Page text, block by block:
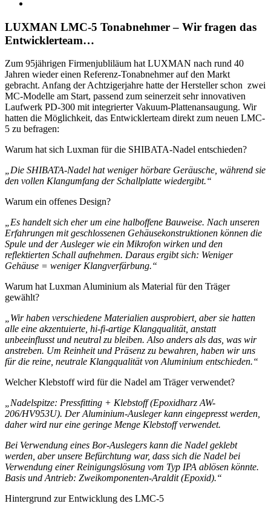
LUXMAN LMC-5 Tonabnehmer – Wir fragen das
Entwicklerteam…
Zum 95jährigen Firmenjubliläum hat LUXMAN nach rund 40
Jahren wieder einen Referenz-Tonabnehmer auf den Markt
gebracht. Anfang der Achtzigerjahre hatte der Hersteller schon zwei
MC-Modelle am Start, passend zum seinerzeit sehr innovativen
Laufwerk PD-300 mit integrierter Vakuum-Plattenansaugung. Wir
hatten die Möglichkeit, das Entwicklerteam direkt zum neuen LMC-
5 zu befragen:
Warum hat sich Luxman für die SHIBATA-Nadel entschieden?
„Die SHIBATA-Nadel hat weniger hörbare Geräusche, während sie
den vollen Klangumfang der Schallplatte wiedergibt.“
Warum ein offenes Design?
„Es handelt sich eher um eine halboffene Bauweise. Nach unseren
Erfahrungen mit geschlossenen Gehäusekonstruktionen können die
Spule und der Ausleger wie ein Mikrofon wirken und den
reflektierten Schall aufnehmen. Daraus ergibt sich: Weniger
Gehäuse = weniger Klangverfärbung.“
Warum hat Luxman Aluminium als Material für den Träger
gewählt?
„Wir haben verschiedene Materialien ausprobiert, aber sie hatten
alle eine akzentuierte, hi-fi-artige Klangqualität, anstatt
unbeeinflusst und neutral zu bleiben. Also anders als das, was wir
anstreben. Um Reinheit und Präsenz zu bewahren, haben wir uns
für die reine, neutrale Klangqualität von Aluminium entschieden.“
Welcher Klebstoff wird für die Nadel am Träger verwendet?
„Nadelspitze: Pressfitting + Klebstoff (Epoxidharz AW-
206/HV953U). Der Aluminium-Ausleger kann eingepresst werden,
daher wird nur eine geringe Menge Klebstoff verwendet.
Bei Verwendung eines Bor-Auslegers kann die Nadel geklebt
werden, aber unsere Befürchtung war, dass sich die Nadel bei
Verwendung einer Reinigungslösung vom Typ IPA ablösen könnte.
Basis und Antrieb: Zweikomponenten-Araldit (Epoxid).“
Hintergrund zur Entwicklung des LMC-5